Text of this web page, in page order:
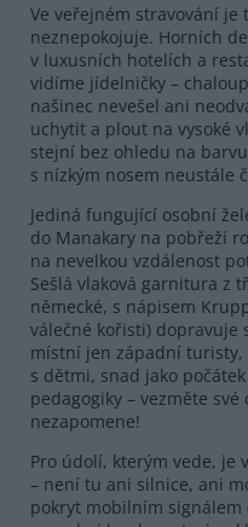
Ve veřejném stravování
neznepokojuje. Horních
v luxusních hotelích a
vidíme jídelničky –
našinec nevešel ani
uchytit a plout na vysoké
stejní bez ohledu na
s nízkým nosem neustále
Jediná fungující osobní
do Manakary na pobřeží
na nevelkou vzdálenost
Sešlá vlaková garnitura z
německé, s nápisem
válečné kořisti) dopravuje
místní jen západní
s dětmi, snad jako
pedagogiky – vezměte
nezapomene!
Pro údolí, kterým vede, je
– není tu ani silnice, ani
pokryt mobilním